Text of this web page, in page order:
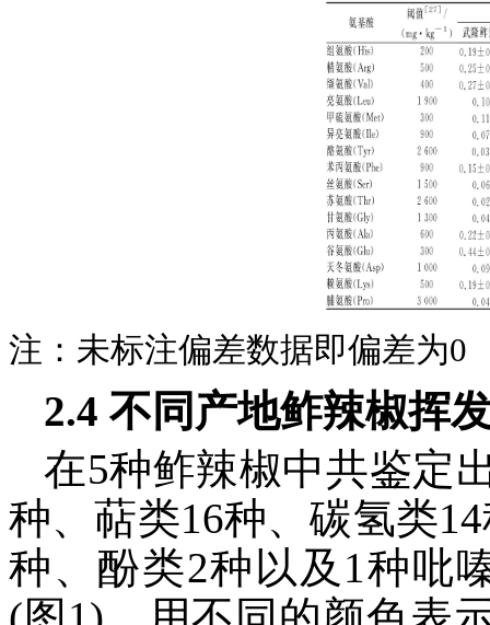
注：未标注偏差数据即偏差为0
2.4 不同产地鲊辣椒挥
在5种鲊辣椒中共鉴定
种、萜类16种、碳氢类
种、酚类2种以及1种吡